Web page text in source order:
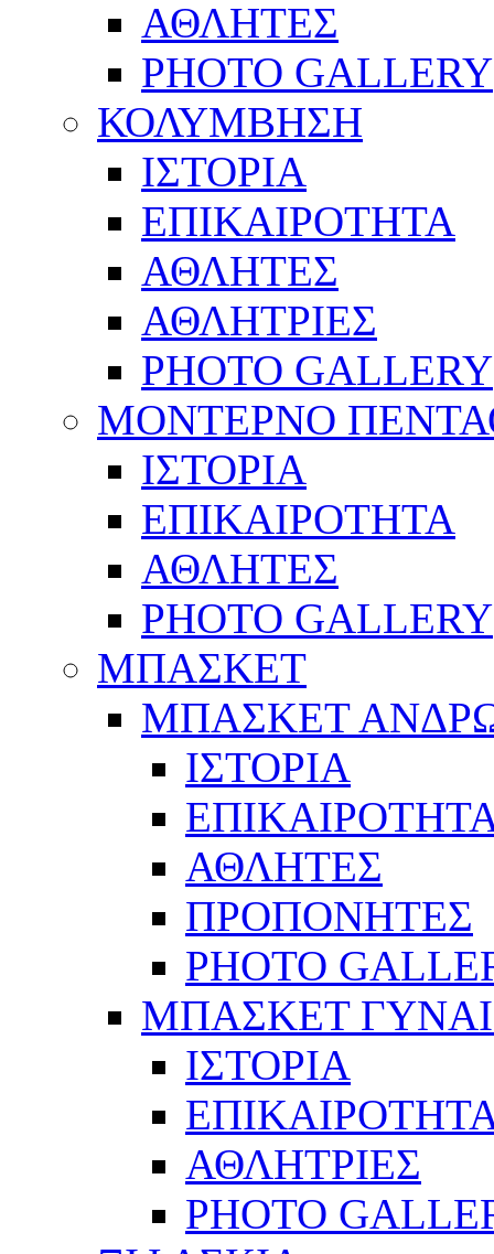
ΑΘΛΗΤΕΣ
PHOTO GALLERY
ΚΟΛΥΜΒΗΣΗ
ΙΣΤΟΡΙΑ
ΕΠΙΚΑΙΡΟΤΗΤΑ
ΑΘΛΗΤΕΣ
ΑΘΛΗΤΡΙΕΣ
PHOTO GALLERY
ΜΟΝΤΕΡΝΟ
ΙΣΤΟΡΙΑ
ΕΠΙΚΑΙΡΟΤΗΤΑ
ΑΘΛΗΤΕΣ
PHOTO GALLERY
ΜΠΑΣΚΕΤ
ΜΠΑΣΚΕΤ
ΙΣΤΟΡΙΑ
ΑΘΛΗΤΕΣ
ΠΡΟΠΟΝΗΤΕΣ
PHOTO
ΜΠΑΣΚΕΤ
ΙΣΤΟΡΙΑ
ΑΘΛΗΤΡΙΕΣ
PHOTO